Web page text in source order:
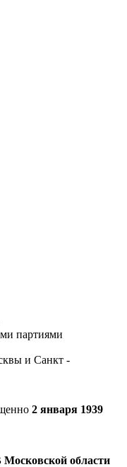
партиями
и Санкт -
2 января 1939
Московской области